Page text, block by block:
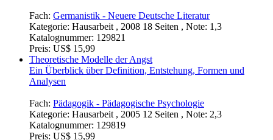
Fach: Germanistik - Neuere Deutsche Literatur
Kategorie: Hausarbeit , 2008 18 Seiten , Note: 1,3
Katalognummer: 129821
Preis: US$ 15,99
Theoretische Modelle der Angst
Ein Überblick über Definition, Entstehung, Formen und
Analysen
Fach: Pädagogik - Pädagogische Psychologie
Kategorie: Hausarbeit , 2005 12 Seiten , Note: 2,3
Katalognummer: 129819
Preis: US$ 15,99